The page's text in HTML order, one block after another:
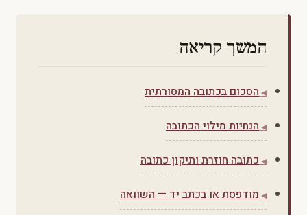
המשך קריאה
הסכום בכתובה המסורתית
הנחיות מילוי הכתובה
כתובה חוזרת ותיקון כתובה
מודפסת או בכתב יד — השוואה